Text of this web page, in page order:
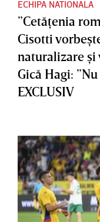
ECHIPA NATIONALA
”Cetăţenia
Cisotti
naturalizare şi
Gică Hagi:
EXCLUSIV